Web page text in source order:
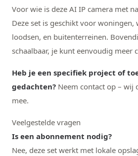
Voor wie is deze AI IP camera met
Deze set is geschikt voor woningen,
loodsen, en buitenterreinen.
schaalbaar, je kunt eenvoudig meer
Heb je een specifiek project of
gedachten? Neem contact op – wij
mee.
Veelgestelde vragen
Is een abonnement nodig?
Nee, deze set werkt met lokale